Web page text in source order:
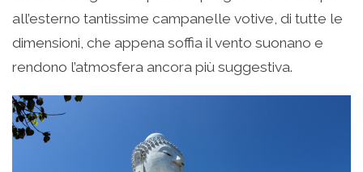
all’esterno tantissime campanelle votive, di tutte le
dimensioni, che appena soffia il vento suonano e
rendono l’atmosfera ancora più suggestiva.